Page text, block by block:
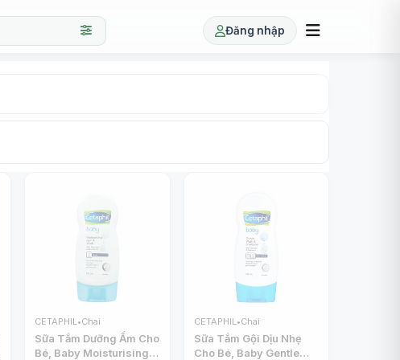
Đăng nhập
CETAPHIL•Chai
Sữa Tắm Dưỡng Ẩm Cho
Bé, Baby Moisturising
CETAPHIL•Chai
Sữa Tắm Gội Dịu Nhẹ
Cho Bé, Baby Gentle